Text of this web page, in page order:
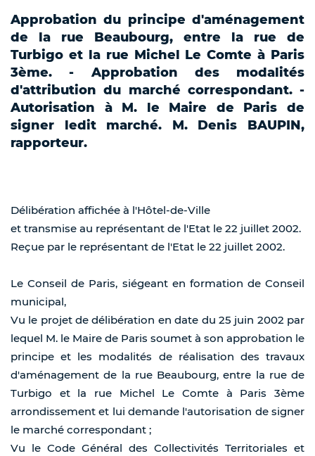
Approbation du principe d'aménagement
de la rue Beaubourg, entre la rue de
Turbigo et la rue Michel Le Comte à Paris
3ème. - Approbation des modalités
d'attribution du marché correspondant. -
Autorisation à M. le Maire de Paris de
signer ledit marché. M. Denis BAUPIN,
rapporteur.
Délibération affichée à l'Hôtel-de-Ville
et transmise au représentant de l'Etat le 22 juillet 2002.
Reçue par le représentant de l'Etat le 22 juillet 2002.
Le Conseil de Paris, siégeant en formation de Conseil
municipal,
Vu le projet de délibération en date du 25 juin 2002 par
lequel M. le Maire de Paris soumet à son approbation le
principe et les modalités de réalisation des travaux
d'aménagement de la rue Beaubourg, entre la rue de
Turbigo et la rue Michel Le Comte à Paris 3ème
arrondissement et lui demande l'autorisation de signer
le marché correspondant ;
Vu le Code Général des Collectivités Territoriales et